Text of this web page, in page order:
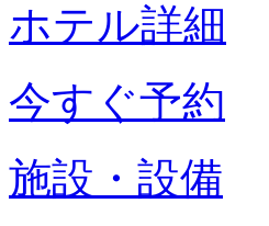
ホテル詳細
今すぐ予約
施設・設備